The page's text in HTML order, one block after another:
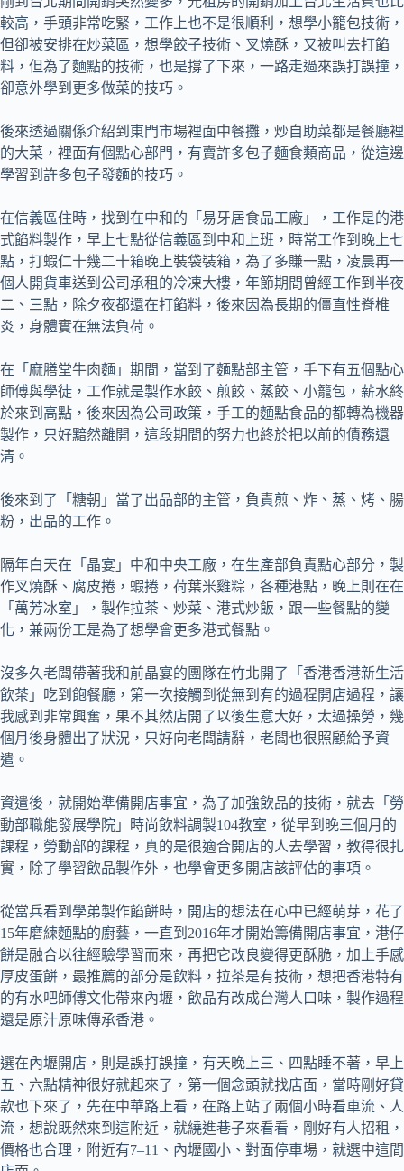
較高，手頭非常吃緊，工作上也不是很順利，想學小籠包技術，
但卻被安排在炒菜區，想學餃子技術、叉燒酥，又被叫去打餡
料，但為了麵點的技術，也是撐了下來，一路走過來誤打誤撞，
卻意外學到更多做菜的技巧。
後來透過關係介紹到東門市場裡面中餐攤，炒自助菜都是餐廳裡
的大菜，裡面有個點心部門，有賣許多包子麵食類商品，從這邊
學習到許多包子發麵的技巧。
在信義區住時，找到在中和的「易牙居食品工廠」，工作是的港
式餡料製作，早上七點從信義區到中和上班，時常工作到晚上七
點，打蝦仁十幾二十箱晚上裝袋裝箱，為了多賺一點，凌晨再一
個人開貨車送到公司承租的冷凍大樓，年節期間曾經工作到半夜
二、三點，除夕夜都還在打餡料，後來因為長期的僵直性脊椎
炎，身體實在無法負荷。
在「麻膳堂牛肉麵」期間，當到了麵點部主管，手下有五個點心
師傅與學徒，工作就是製作水餃、煎餃、蒸餃、小籠包，薪水終
於來到高點，後來因為公司政策，手工的麵點食品的都轉為機器
製作，只好黯然離開，這段期間的努力也終於把以前的債務還
清。
後來到了「糖朝」當了出品部的主管，負責煎、炸、蒸、烤、腸
粉，出品的工作。
隔年白天在「晶宴」中和中央工廠，在生產部負責點心部分，製
作叉燒酥、腐皮捲，蝦捲，荷葉米雞粽，各種港點，晚上則在在
「萬芳冰室」，製作拉茶、炒菜、港式炒飯，跟一些餐點的變
化，兼兩份工是為了想學會更多港式餐點。
沒多久老闆帶著我和前晶宴的團隊在竹北開了「香港香港新生活
飲茶」吃到飽餐廳，第一次接觸到從無到有的過程開店過程，讓
我感到非常興奮，果不其然店開了以後生意大好，太過操勞，幾
個月後身體出了狀況，只好向老闆請辭，老闆也很照顧給予資
遣。
資遣後，就開始準備開店事宜，為了加強飲品的技術，就去「勞
動部職能發展學院」時尚飲料調製104教室，從早到晚三個月的
課程，勞動部的課程，真的是很適合開店的人去學習，教得很扎
實，除了學習飲品製作外，也學會更多開店該評估的事項。
從當兵看到學弟製作餡餅時，開店的想法在心中已經萌芽，花了
15年磨練麵點的廚藝，一直到2016年才開始籌備開店事宜，港仔
餅是融合以往經驗學習而來，再把它改良變得更酥脆，加上手感
厚皮蛋餅，最推薦的部分是飲料，拉茶是有技術，想把香港特有
的有水吧師傅文化帶來內壢，飲品有改成台灣人口味，製作過程
還是原汁原味傳承香港。
選在內壢開店，則是誤打誤撞，有天晚上三、四點睡不著，早上
五、六點精神很好就起來了，第一個念頭就找店面，當時剛好貸
款也下來了，先在中華路上看，在路上站了兩個小時看車流、人
流，想說既然來到這附近，就繞進巷子來看看，剛好有人招租，
價格也合理，附近有7–11、內壢國小、對面停車場，就選中這間